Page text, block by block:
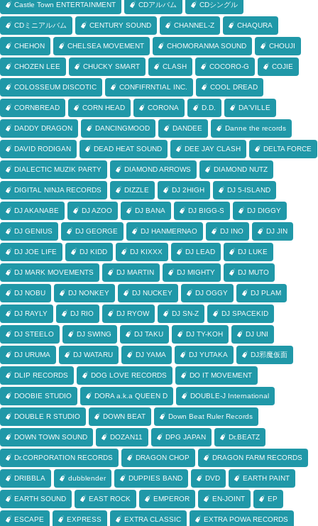
Castle Town ENTERTAINMENT CDアルバム CDシングル
CDミニアルバム CENTURY SOUND CHANNEL-Z CHAQURA
CHEHON CHELSEA MOVEMENT CHOMORANMA SOUND CHOUJI
CHOZEN LEE CHUCKY SMART CLASH COCORO-G COJIE
COLOSSEUM DISCOTIC CONFIFRNTIAL INC. COOL DREAD
CORNBREAD CORN HEAD CORONA D.D. DA'VILLE
DADDY DRAGON DANCINGMOOD DANDEE Danne the records
DAVID RODIGAN DEAD HEAT SOUND DEE JAY CLASH DELTA FORCE
DIALECTIC MUZIK PARTY DIAMOND ARROWS DIAMOND NUTZ
DIGITAL NINJA RECORDS DIZZLE DJ 2HIGH DJ 5-ISLAND
DJ AKANABE DJ AZOO DJ BANA DJ BIGG-S DJ DIGGY
DJ GENIUS DJ GEORGE DJ HANMERNAO DJ INO DJ JIN
DJ JOE LIFE DJ KIDD DJ KIXXX DJ LEAD DJ LUKE
DJ MARK MOVEMENTS DJ MARTIN DJ MIGHTY DJ MUTO
DJ NOBU DJ NONKEY DJ NUCKEY DJ OGGY DJ PLAM
DJ RAYLY DJ RIO DJ RYOW DJ SN-Z DJ SPACEKID
DJ STEELO DJ SWING DJ TAKU DJ TY-KOH DJ UNI
DJ URUMA DJ WATARU DJ YAMA DJ YUTAKA DJ邪魔仮面
DLIP RECORDS DOG LOVE RECORDS DO IT MOVEMENT
DOOBIE STUDIO DORA a.k.a QUEEN D DOUBLE-J International
DOUBLE R STUDIO DOWN BEAT Down Beat Ruler Records
DOWN TOWN SOUND DOZAN11 DPG JAPAN Dr.BEATZ
Dr.CORPORATION RECORDS DRAGON CHOP DRAGON FARM RECORDS
DRIBBLA dubblender DUPPIES BAND DVD EARTH PAINT
EARTH SOUND EAST ROCK EMPEROR EN-JOINT EP
ESCAPE EXPRESS EXTRA CLASSIC EXTRA POWA RECORDS